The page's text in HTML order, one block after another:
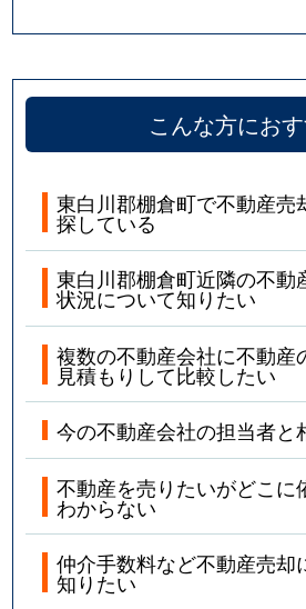
こんな方にお
東白川郡棚倉町で不動産売
探している
東白川郡棚倉町近隣の不動
状況について知りたい
複数の不動産会社に不動産
見積もりして比較したい
今の不動産会社の担当者と
不動産を売りたいがどこに
わからない
仲介手数料など不動産売却
知りたい